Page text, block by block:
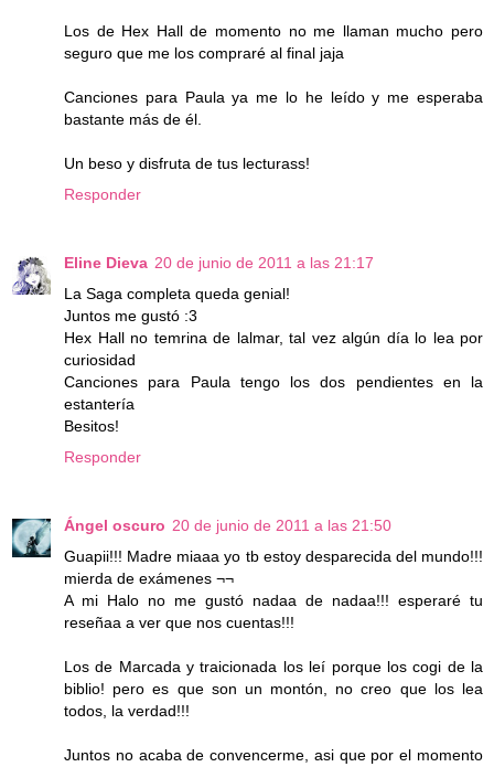
Los de Hex Hall de momento no me llaman mucho pero
seguro que me los compraré al final jaja
Canciones para Paula ya me lo he leído y me esperaba
bastante más de él.
Un beso y disfruta de tus lecturass!
Responder
Eline Dieva 20 de junio de 2011 a las 21:17
La Saga completa queda genial!
Juntos me gustó :3
Hex Hall no temrina de lalmar, tal vez algún día lo lea por
curiosidad
Canciones para Paula tengo los dos pendientes en la
estantería
Besitos!
Responder
Ángel oscuro 20 de junio de 2011 a las 21:50
Guapii!!! Madre miaaa yo tb estoy desparecida del mundo!!!
mierda de exámenes ¬¬
A mi Halo no me gustó nadaa de nadaa!!! esperaré tu
reseñaa a ver que nos cuentas!!!
Los de Marcada y traicionada los leí porque los cogi de la
biblio! pero es que son un montón, no creo que los lea
todos, la verdad!!!
Juntos no acaba de convencerme, asi que por el momento